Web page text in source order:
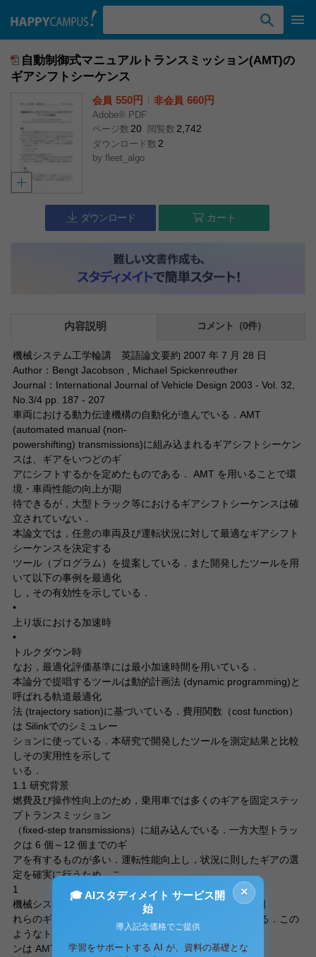
自動制御式マニュアルトランスミッション(AMT)の
ギアシフトシーケンス
会員 550円 非会員 660円
Adobe® PDF
ページ数 20 閲覧数 2,742
ダウンロード数 2
by fleet_algo
ダウンロード カート
内容説明 コメント（0件）
機械システム工学輪講 英語論文要約 2007 年 7 月 28 日
Author：Bengt Jacobson , Michael Spickenreuther
Journal：International Journal of Vehicle Design 2003 - Vol. 32,
No.3/4 pp. 187 - 207
車両における動力伝達機構の自動化が進んでいる．AMT
(automated manual (non-
powershifting) transmissions)に組み込まれるギアシフトシーケン
スは、ギアをいつどのギ
アにシフトするかを定めたものである． AMT を用いることで環
境・車両性能の向上が期
待できるが，大型トラック等におけるギアシフトシーケンスは確
立されていない．
本論文では，任意の車両及び運転状況に対して最適なギアシフト
シーケンスを決定する
ツール（プログラム）を提案している．また開発したツールを用
いて以下の事例を最適化
し，その有効性を示している．
•
上り坂における加速時
•
トルクダウン時
なお，最適化評価基準には最小加速時間を用いている．
本論分で提唱するツールは動的計画法 (dynamic programming)と
呼ばれる軌道最適化
法 (trajectory sation)に基づいている．費用関数（cost function）
は Silinkでのシミュレー
ションに使っている．本研究で開発したツールを測定結果と比較
しその実用性を示して
いる．
1.1 研究背景
燃費及び操作性向上のため，乗用車では多くのギアを固定ステッ
プトランスミッション
（ﬁxed-step transmissions）に組み込んでいる．一方大型トラッ
クは 6 個～12 個までのギ
アを有するものが多い．運転性能向上し，状況に則したギアの選
定を確実に行うため，こ
1
機械システム工学輪講 英語論文要約 2007 年 7 月 28 日
れらのギアボックスは自動化されるようになってきている．この
ようなトランスミッショ
ンは AMT（an Automated Manual Transmission）や
×
🎓 AIスタディメイト サービス開
始
導入記念価格でご提供
学習をサポートする AI が、資料の基礎とな